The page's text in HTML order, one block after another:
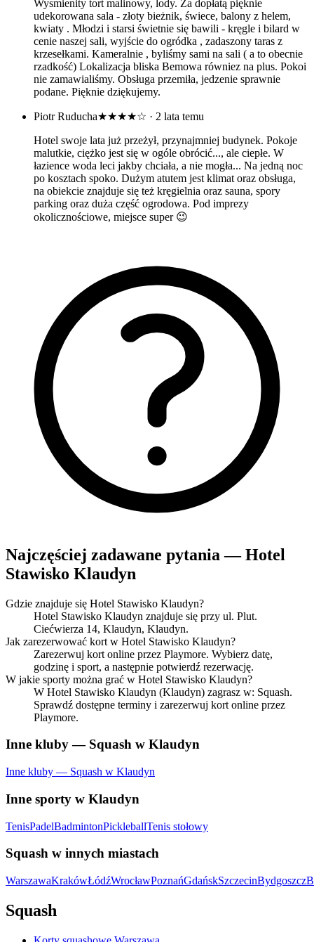
Wysmienity tort malinowy, lody. Za dopłatą pięknie
udekorowana sala - złoty bieżnik, świece, balony z helem,
kwiaty . Młodzi i starsi świetnie się bawili - kręgle i bilard w
cenie naszej sali, wyjście do ogródka , zadaszony taras z
krzesełkami. Kameralnie , byliśmy sami na sali ( a to obecnie
rzadkość) Lokalizacja bliska Bemowa równiez na plus. Pokoi
nie zamawialiśmy. Obsługa przemiła, jedzenie sprawnie
podane. Pięknie dziękujemy.
Piotr Ruducha★★★★☆ · 2 lata temu
Hotel swoje lata już przeżył, przynajmniej budynek. Pokoje
malutkie, ciężko jest się w ogóle obrócić..., ale ciepłe. W
łazience woda leci jakby chciała, a nie mogła... Na jedną noc
po kosztach spoko. Dużym atutem jest klimat oraz obsługa,
na obiekcie znajduje się też kręgielnia oraz sauna, spory
parking oraz duża część ogrodowa. Pod imprezy
okolicznościowe, miejsce super 😉
Najczęściej zadawane pytania — Hotel
Stawisko Klaudyn
Gdzie znajduje się Hotel Stawisko Klaudyn?
Hotel Stawisko Klaudyn znajduje się przy ul. Plut.
Ciećwierza 14, Klaudyn, Klaudyn.
Jak zarezerwować kort w Hotel Stawisko Klaudyn?
Zarezerwuj kort online przez Playmore. Wybierz datę,
godzinę i sport, a następnie potwierdź rezerwację.
W jakie sporty można grać w Hotel Stawisko Klaudyn?
W Hotel Stawisko Klaudyn (Klaudyn) zagrasz w: Squash.
Sprawdź dostępne terminy i zarezerwuj kort online przez
Playmore.
Inne kluby — Squash w Klaudyn
Inne kluby — Squash w Klaudyn
Inne sporty w Klaudyn
TenisPadelBadmintonPickleballTenis stołowy
Squash w innych miastach
WarszawaKrakówŁódźWrocławPoznańGdańskSzczecinBydgoszcz
Squash